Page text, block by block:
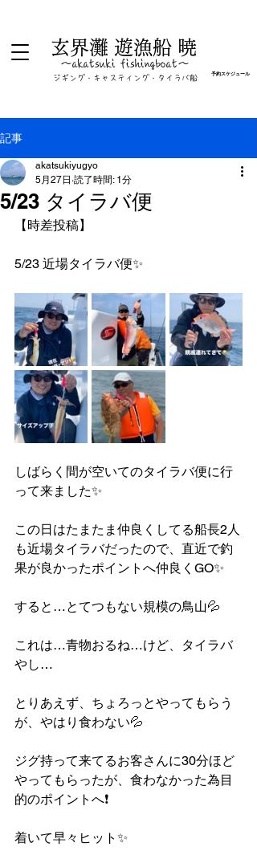
玄界灘 遊漁船 暁
​～akatsuki fishingboat～
​ジギング・キャスティング・タイラバ船
予約スケジュール
記事
5/23 タイラバ便
akatsukiyugyo
5月27日 読了時間: 1分
【時差投稿】
5/23 近場タイラバ便✨
しばらく間が空いてのタイラバ便に行
って来ました✨
この日はたまたま仲良くしてる船長2人
も近場タイラバだったので、直近で釣
果が良かったポイントへ仲良くGO✨
すると…とてつもない規模の鳥山💦
これは…青物おるね…けど、タイラバ
やし…
とりあえず、ちょろっとやってもらう
が、やはり食わない💦
ジグ持って来てるお客さんに30分ほど
やってもらったが、食わなかった為目
的のポイントへ❗️
着いて早々ヒット✨